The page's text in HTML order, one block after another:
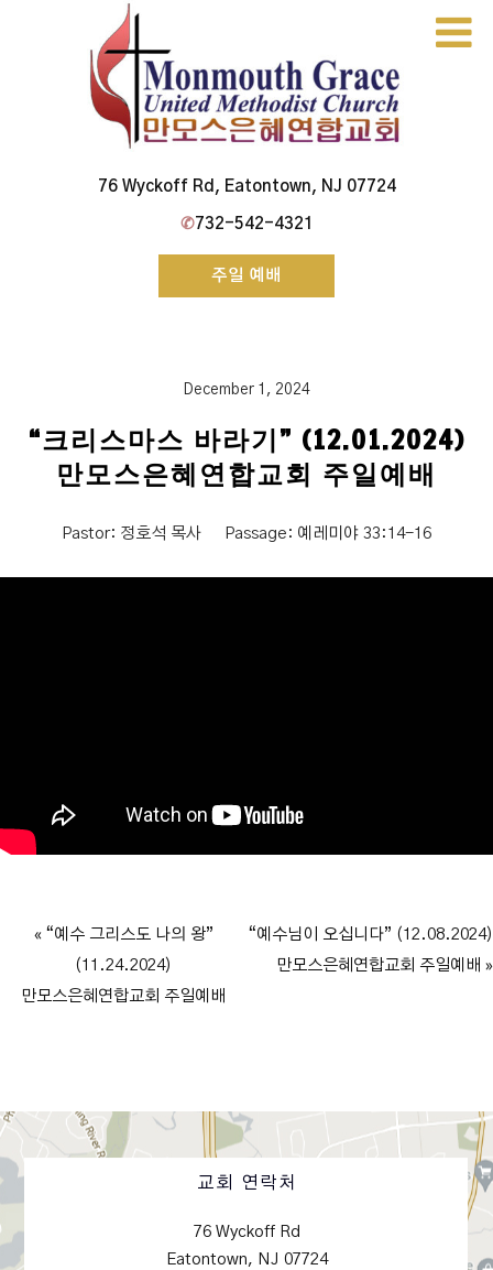
content
Monmouth Grace Church76 Wyckoff Rd, Eatontown, NJ 07724
✆732-542-4321
주일 예배
December 1, 2024
“크리스마스 바라기” (12.01.2024)
만모스은혜연합교회 주일예배
Pastor: 정호석 목사 Passage: 예레미야 33:14-16
« “예수 그리스도 나의 왕”
(11.24.2024)
만모스은혜연합교회 주일예배
“예수님이 오십니다” (12.08.2024)
만모스은혜연합교회 주일예배 »
교회 연락처
76 Wyckoff Rd
Eatontown, NJ 07724